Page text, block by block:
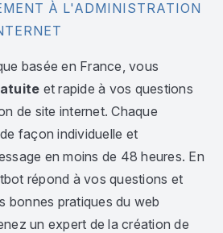
À L'ADMINISTRATION
basée en France, vous
et rapide à vos questions
de site internet. Chaque
façon individuelle et
en moins de 48 heures. En
répond à vos questions et
bonnes pratiques du web
un expert de la création de